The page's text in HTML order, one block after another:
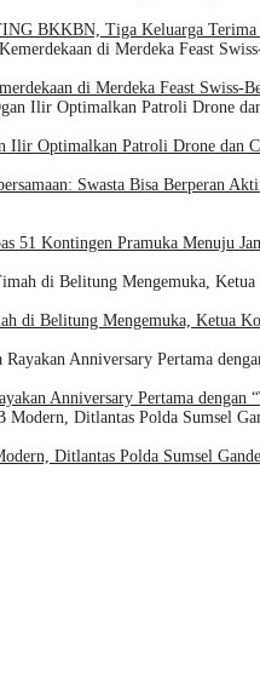
BKKBN, Tiga Keluarga Terima
di Merdeka Feast Swiss-
Ilir Optimalkan Patroli Drone dan
Swasta Bisa Berperan
51 Kontingen Pramuka Menuju
di Belitung Mengemuka, Ketua
Anniversary Pertama dengan
Ditlantas Polda Sumsel